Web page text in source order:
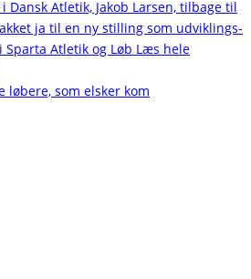
løbere, som elsker kom